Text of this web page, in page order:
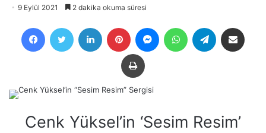
9 Eylül 2021 2 dakika okuma süresi
FacebookTwitter LinkedIn Pinterest MessengerWhatsAppTelegram
Yazdır
Cenk Yüksel’in ‘Sesim Resim’